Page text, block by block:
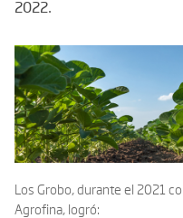
2022.
Los Grobo, durante el 2021
Agrofina, logró: